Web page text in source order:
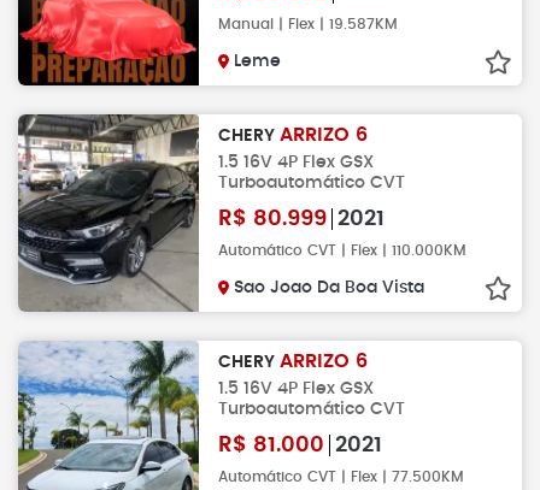
Manual | Flex | 19.587KM
Leme
CHERY ARRIZO 6
1.5 16V 4P Flex GSX
Turboautomático CVT
R$ 80.999 2021
Automático CVT | Flex | 110.000KM
Sao Joao Da Boa Vista
CHERY ARRIZO 6
1.5 16V 4P Flex GSX
Turboautomático CVT
R$ 81.000 2021
Automático CVT | Flex | 77.500KM